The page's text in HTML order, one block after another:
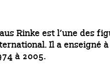
Rinke est l’une des
Il a enseigné
à 2005.